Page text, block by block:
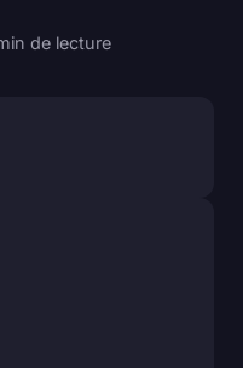
de lecture